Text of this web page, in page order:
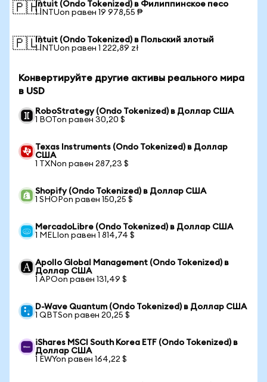
🇵🇭Intuit (Ondo Tokenized) в Филиппинское песо
1 INTUon равен 19 978,55 ₱
🇵🇱Intuit (Ondo Tokenized) в Польский злотый
1 INTUon равен 1 222,89 zł
Конвертируйте другие активы реального мира
в USD
RoboStrategy (Ondo Tokenized) в Доллар США
1 BOTon равен 30,20 $
Texas Instruments (Ondo Tokenized) в Доллар
США
1 TXNon равен 287,23 $
Shopify (Ondo Tokenized) в Доллар США
1 SHOPon равен 150,25 $
MercadoLibre (Ondo Tokenized) в Доллар США
1 MELIon равен 1 814,74 $
Apollo Global Management (Ondo Tokenized) в
Доллар США
1 APOon равен 131,49 $
D-Wave Quantum (Ondo Tokenized) в Доллар США
1 QBTSon равен 20,25 $
iShares MSCI South Korea ETF (Ondo Tokenized) в
Доллар США
1 EWYon равен 164,22 $